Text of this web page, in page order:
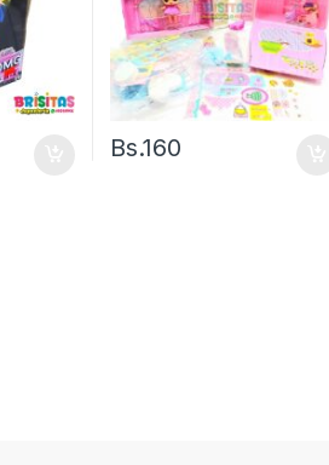
Bs.160